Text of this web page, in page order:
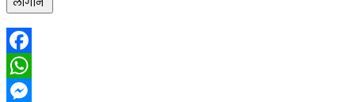
Facebook
WhatsApp